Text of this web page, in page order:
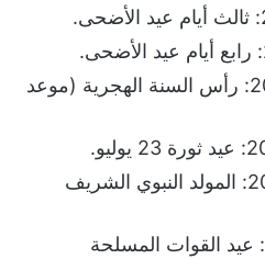
الخميس 18 يونيو 2026: رأس السنة الهجرية (موعد
الاثنين 14 سبتمبر 2026: المولد النبوي الشريف
الثلاثاء 6 أكتوبر 2026: عيد القوات المسلحة